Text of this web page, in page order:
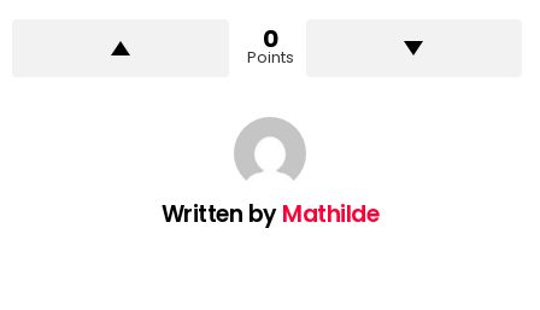
0
Points
Written byMathilde